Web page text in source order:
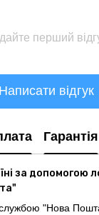
перший
Написати відгук
Гарантія
за допомогою
"Нова